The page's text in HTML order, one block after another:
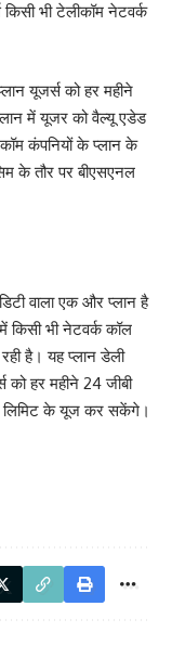
भी टेलीकॉम नेटवर्क
यूजर्स को हर महीने
में यूजर को वैल्यू एडेड
कंपनियों के प्लान के
के तौर पर बीएसएनल
वाला एक और प्लान है
भी नेटवर्क कॉल
है। यह प्लान डेली
हर महीने 24 जीबी
लिमिट के यूज कर सकेंगे।